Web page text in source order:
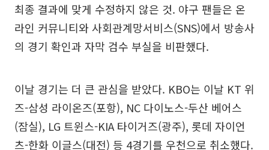
최종 결과에 맞게 수정하지 않은 것. 야구 팬들은 온
라인 커뮤니티와 사회관계망서비스(SNS)에서 방송사
의 경기 확인과 자막 검수 부실을 비판했다.
이날 경기는 더 큰 관심을 받았다. KBO는 이날 KT 위
즈-삼성 라이온즈(포항), NC 다이노스-두산 베어스
(잠실), LG 트윈스-KIA 타이거즈(광주), 롯데 자이언
츠-한화 이글스(대전) 등 4경기를 우천으로 취소했다.